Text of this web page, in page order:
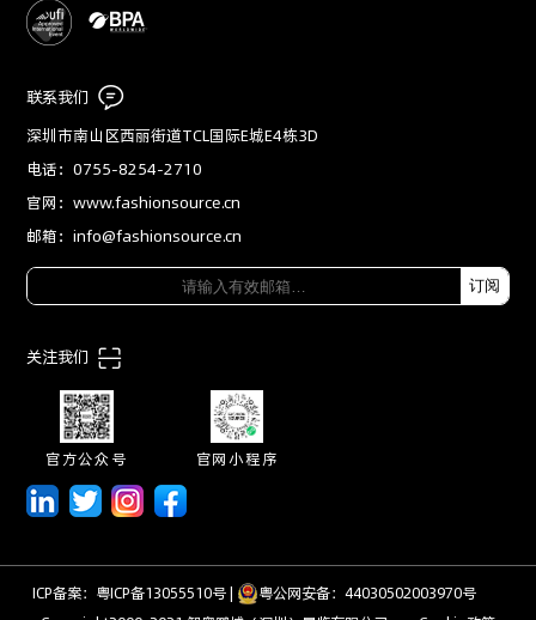
联系我们
深圳市南山区西丽街道TCL国际E城E4栋3D
电话：0755-8254-2710
官网：www.fashionsource.cn
邮箱：info@fashionsource.cn
订阅
关注我们
官方公众号 官网小程序
ICP备案：粤ICP备13055510号|
粤公网安备：44030502003970号